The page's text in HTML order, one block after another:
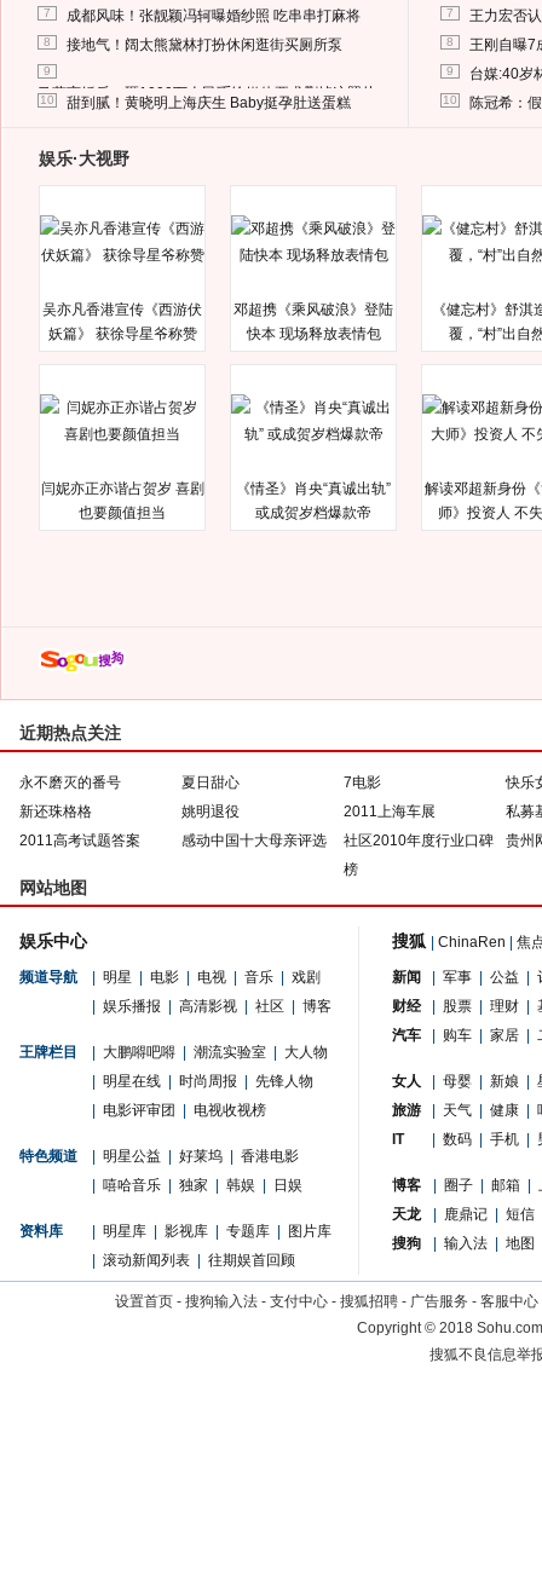
7 成都风味！张靓颖冯轲曝婚纱照 吃串串打麻将
8 接地气！阔太熊黛林打扮休闲逛街买厕所泵
9
马蓉离婚后，砸1000万人民币给媒体要求删掉这照片
10 甜到腻！黄晓明上海庆生 Baby挺孕肚送蛋糕
7 王力宏否
8 王刚自曝7
9 台媒:40岁
10 陈冠希：
娱乐·大视野
吴亦凡香港宣传《西游伏
妖篇》 获徐导星爷称赞
邓超携《乘风破浪》登陆
快本 现场释放表情包
《健忘村》舒淇
覆，“村”出自
闫妮亦正亦谐占贺岁 喜剧
也要颜值担当
《情圣》肖央“真诚出轨”
或成贺岁档爆款帝
解读邓超新身份
师》投资人 不
近期热点关注
永不磨灭的番号 夏日甜心 7电影
快乐
新还珠格格
姚明退役 2011上海车展
私募
2011高考试题答案
感动中国十大母亲评选
社区2010年度行业口碑
榜
贵州
网站地图
娱乐中心
频道导航 明星 电影 电视 音乐
戏剧
娱乐播报 高清影视 社区 博客
王牌栏目 大鹏嘚吧嘚 潮流实验室
大人物
明星在线 时尚周报
先锋人物
电影评审团 电视收视榜
特色频道 明星公益 好莱坞
香港电影
嘻哈音乐 独家 韩娱 日娱
资料库 明星库 影视库 专题库
图片库
滚动新闻列表 往期娱首回顾
搜狐 ChinaRen 焦
新闻 军事 公益
财经
股票 理财
汽车
购车 家居
女人 母婴 新娘
旅游
天气 健康
IT
数码 手机
博客 圈子 邮箱
天龙
鹿鼎记
短信
搜狗
输入法 地图
设置首页 - 搜狗输入法 - 支付中心 - 搜狐招聘 - 广告服务 - 客服中心
Copyright©2018
搜狐不良信息举